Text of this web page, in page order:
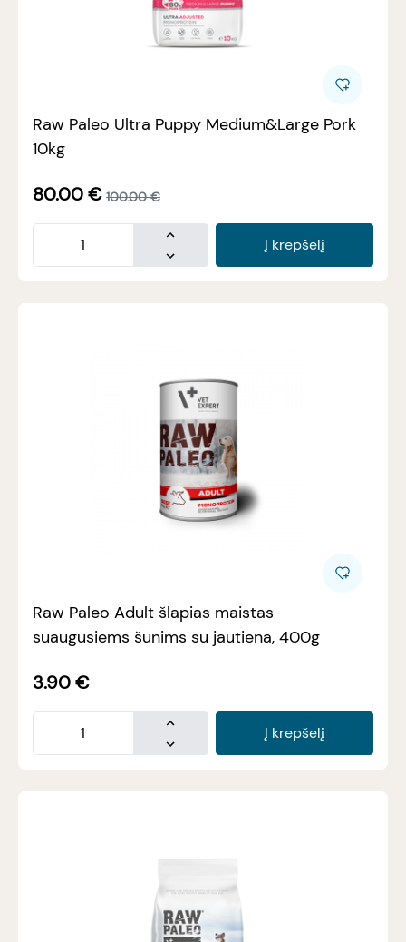
Raw Paleo Ultra Puppy Medium&Large Pork
10kg
80.00€ 100.00 €
Į krepšelį
Raw Paleo Adult šlapias maistas
suaugusiems šunims su jautiena, 400g
3.90€
Į krepšelį